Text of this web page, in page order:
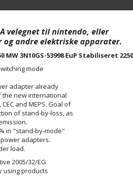
velegnet til nintendo, eller
andre elektriske apparater.
3N10GS-53998 EuP Stabiliseret
mode
adapter already
new international
and MEPS. Goal of
of stand-by-loss, as
in "stand-by-mode"
adapters.
load.
2005/32/EG
using products